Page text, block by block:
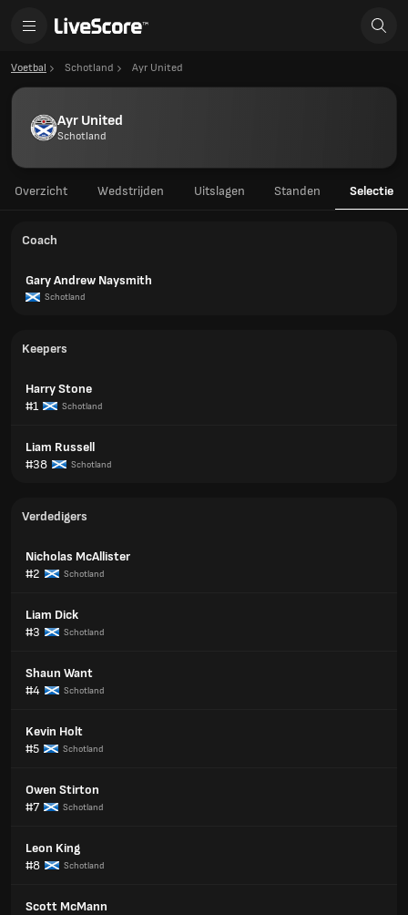
Voetbal Schotland Ayr United
Ayr United
Schotland
Overzicht Wedstrijden Uitslagen Standen Selectie
Coach
Gary Andrew Naysmith
Schotland
Keepers
Harry Stone
#1
Schotland
Liam Russell
#38
Schotland
Verdedigers
Nicholas McAllister
#2
Schotland
Liam Dick
#3
Schotland
Shaun Want
#4
Schotland
Kevin Holt
#5
Schotland
Owen Stirton
#7
Schotland
Leon King
#8
Schotland
Scott McMann